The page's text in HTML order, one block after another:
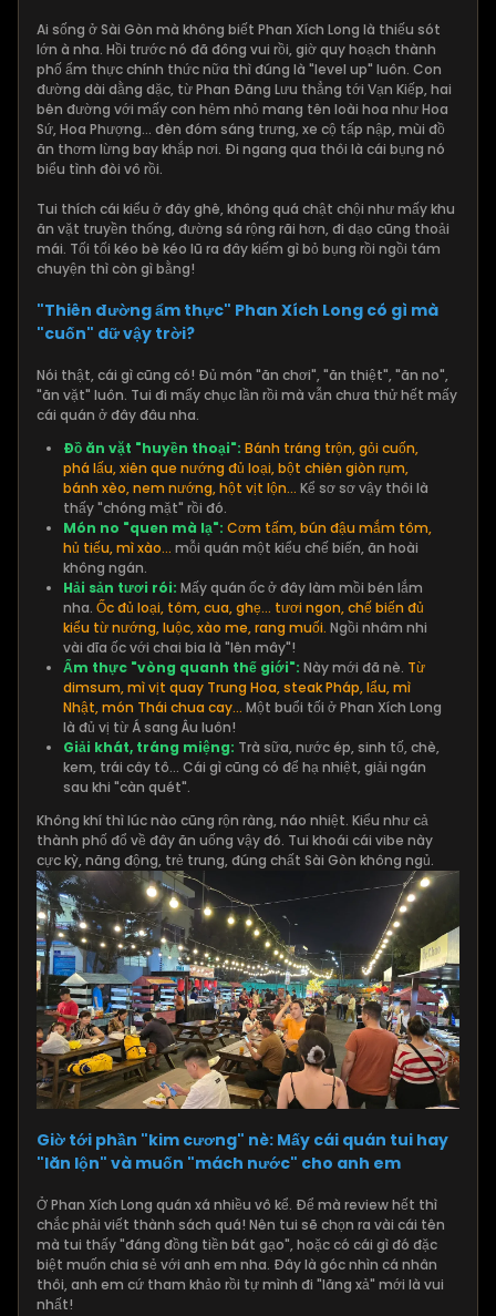
Ai sống ở Sài Gòn mà không biết Phan Xích Long là thiếu sót
lớn à nha. Hồi trước nó đã đông vui rồi, giờ quy hoạch thành
phố ẩm thực chính thức nữa thì đúng là "level up" luôn. Con
đường dài dằng dặc, từ Phan Đăng Lưu thẳng tới Vạn Kiếp, hai
bên đường với mấy con hẻm nhỏ mang tên loài hoa như Hoa
Sứ, Hoa Phượng... đèn đóm sáng trưng, xe cộ tấp nập, mùi đồ
ăn thơm lừng bay khắp nơi. Đi ngang qua thôi là cái bụng nó
biểu tình đòi vô rồi.
Tui thích cái kiểu ở đây ghê, không quá chật chội như mấy khu
ăn vặt truyền thống, đường sá rộng rãi hơn, đi dạo cũng thoải
mái. Tối tối kéo bè kéo lũ ra đây kiếm gì bỏ bụng rồi ngồi tám
chuyện thì còn gì bằng!
"Thiên đường ẩm thực" Phan Xích Long có gì mà
"cuốn" dữ vậy trời?
Nói thật, cái gì cũng có! Đủ món "ăn chơi", "ăn thiệt", "ăn no",
"ăn vặt" luôn. Tui đi mấy chục lần rồi mà vẫn chưa thử hết mấy
cái quán ở đây đâu nha.
Đồ ăn vặt "huyền thoại": Bánh tráng trộn, gỏi cuốn,
phá lấu, xiên que nướng đủ loại, bột chiên giòn rụm,
bánh xèo, nem nướng, hột vịt lộn... Kể sơ sơ vậy thôi là
thấy "chóng mặt" rồi đó.
Món no "quen mà lạ": Cơm tấm, bún đậu mắm tôm,
hủ tiếu, mì xào... mỗi quán một kiểu chế biến, ăn hoài
không ngán.
Hải sản tươi rói: Mấy quán ốc ở đây làm mồi bén lắm
nha. Ốc đủ loại, tôm, cua, ghẹ... tươi ngon, chế biến đủ
kiểu từ nướng, luộc, xào me, rang muối. Ngồi nhâm nhi
vài dĩa ốc với chai bia là "lên mây"!
Ẩm thực "vòng quanh thế giới": Này mới đã nè. Từ
dimsum, mì vịt quay Trung Hoa, steak Pháp, lẩu, mì
Nhật, món Thái chua cay... Một buổi tối ở Phan Xích Long
là đủ vị từ Á sang Âu luôn!
Giải khát, tráng miệng: Trà sữa, nước ép, sinh tố, chè,
kem, trái cây tô... Cái gì cũng có để hạ nhiệt, giải ngán
sau khi "càn quét".
Không khí thì lúc nào cũng rộn ràng, náo nhiệt. Kiểu như cả
thành phố đổ về đây ăn uống vậy đó. Tui khoái cái vibe này
cực kỳ, năng động, trẻ trung, đúng chất Sài Gòn không ngủ.
Giờ tới phần "kim cương" nè: Mấy cái quán tui hay
"lăn lộn" và muốn "mách nước" cho anh em
Ở Phan Xích Long quán xá nhiều vô kể. Để mà review hết thì
chắc phải viết thành sách quá! Nên tui sẽ chọn ra vài cái tên
mà tui thấy "đáng đồng tiền bát gạo", hoặc có cái gì đó đặc
biệt muốn chia sẻ với anh em nha. Đây là góc nhìn cá nhân
thôi, anh em cứ tham khảo rồi tự mình đi "lăng xả" mới là vui
nhất!